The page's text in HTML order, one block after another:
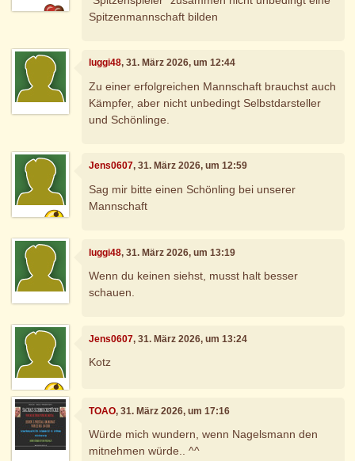
Spitzenmannschaft bilden
luggi48, 31. März 2026, um 12:44
Zu einer erfolgreichen Mannschaft brauchst auch
Kämpfer, aber nicht unbedingt Selbstdarsteller
und Schönlinge.
Jens0607, 31. März 2026, um 12:59
Sag mir bitte einen Schönling bei unserer
Mannschaft
luggi48, 31. März 2026, um 13:19
Wenn du keinen siehst, musst halt besser
schauen.
Jens0607, 31. März 2026, um 13:24
Kotz
TOAO, 31. März 2026, um 17:16
Würde mich wundern, wenn Nagelsmann den
mitnehmen würde.. ^^